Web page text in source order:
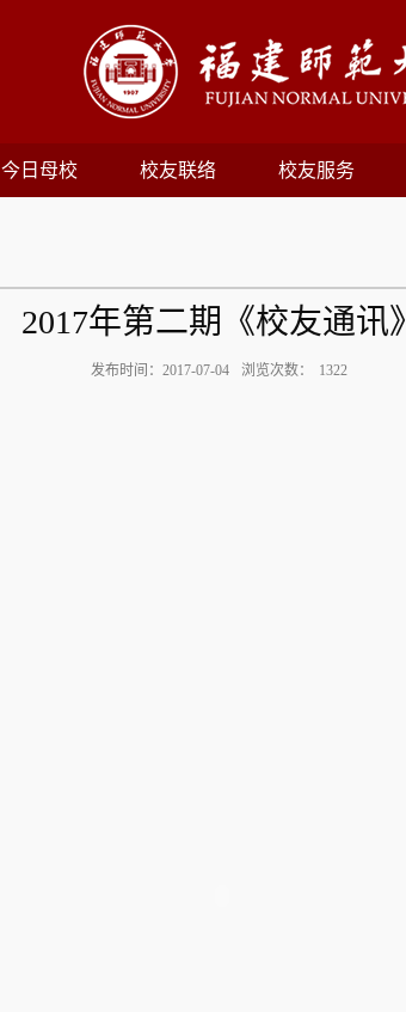
今日母校 校友联络 校友服务
2017年第二期《校友通讯》
发布时间：2017-07-04 浏览次数： 1322